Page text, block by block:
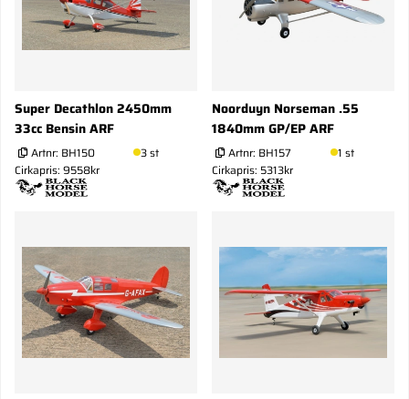
Super Decathlon 2450mm
33cc Bensin ARF
Artnr: BH150
3 st
Cirkapris: 9558kr
Noorduyn Norseman .55
1840mm GP/EP ARF
Artnr: BH157
1 st
Cirkapris: 5313kr